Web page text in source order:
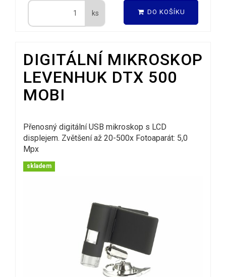
ks DO KOŠÍKU
DIGITÁLNÍ MIKROSKOP
LEVENHUK DTX 500
MOBI
Přenosný digitální USB mikroskop s LCD
displejem. Zvětšení až 20-500x Fotoaparát: 5,0
Mpx
skladem